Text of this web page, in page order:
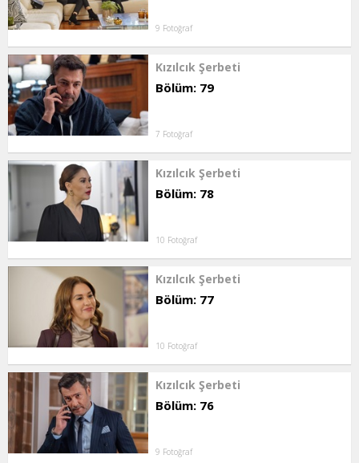
9 Fotoğraf
Kızılcık Şerbeti
Bölüm: 79
7 Fotoğraf
Kızılcık Şerbeti
Bölüm: 78
10 Fotoğraf
Kızılcık Şerbeti
Bölüm: 77
10 Fotoğraf
Kızılcık Şerbeti
Bölüm: 76
9 Fotoğraf